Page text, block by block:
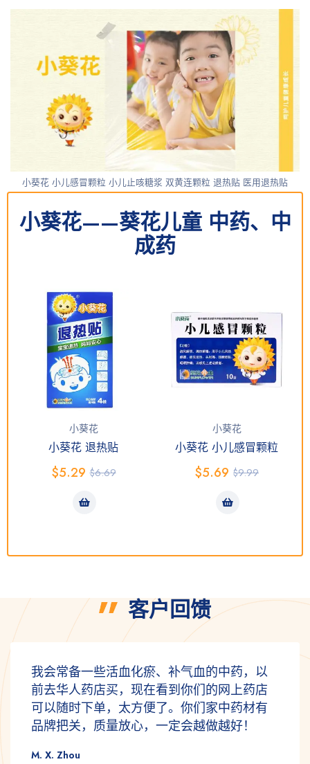
小葵花 小儿感冒颗粒 小儿止咳糖浆 双黄连颗粒 退热贴 医用退热贴
小葵花——葵花儿童 中药、中
成药
小葵花
小葵花 退热贴
$6.69
$5.29
小葵花
小葵花 小儿感冒颗粒
$9.99
$5.69
客户回馈
想给爸爸买些补肾中药，中医师推荐了几款
中成药。后来看到美国中药网上都可以网
购，客服人很好，非常感谢给我们提供方
便。
Anne Wong